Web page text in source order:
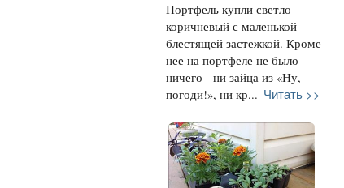
Портфель купли светло-
коричневый с маленькой
блестящей застежкой. Кроме
нее на портфеле не было
ничего - ни зайца из «Ну,
погоди!», ни кр... Читать >>